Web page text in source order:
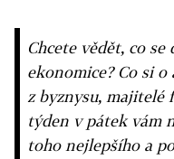
Chcete vědět, co se
ekonomice? Co si
z byznysu, majitelé
týden v pátek vám
toho nejlepšího a